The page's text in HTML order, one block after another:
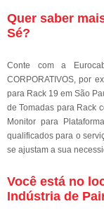
Quer saber
Sé?
Conte com a
CORPORATIVOS, por
para Rack 19 em São
de Tomadas para Rack
Monitor para
qualificados para o
se ajustam a sua
Você está no
Indústria de